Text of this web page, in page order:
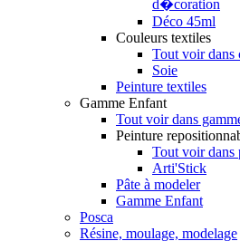
d�coration
Déco 45ml
Couleurs textiles
Tout voir dans
Soie
Peinture textiles
Gamme Enfant
Tout voir dans
Peinture
Tout voir dans
Arti'Stick
Pâte à modeler
Gamme Enfant
Posca
Résine, moulage, modelage